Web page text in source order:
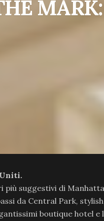
più suggestivi di
da Central Park,
boutique hotel e